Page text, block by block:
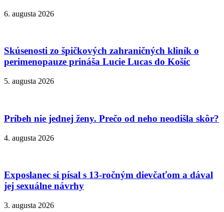
6. augusta 2026
Skúsenosti zo špičkových zahraničných kliník o
perimenopauze prináša Lucie Lucas do Košíc
5. augusta 2026
Príbeh nie jednej ženy. Prečo od neho neodišla skôr?
4. augusta 2026
Exposlanec si písal s 13-ročným dievčaťom a dával
jej sexuálne návrhy
3. augusta 2026